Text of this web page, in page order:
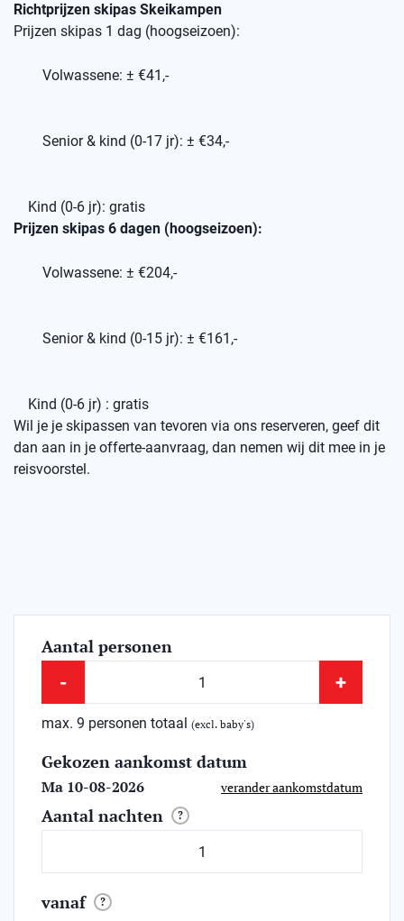
Richtprijzen skipas Skeikampen
Prijzen skipas 1 dag (hoogseizoen):
Volwassene: ± €41,-
Senior & kind (0-17 jr): ± €34,-
Kind (0-6 jr): gratis
Prijzen skipas 6 dagen (hoogseizoen):
Volwassene: ± €204,-
Senior & kind (0-15 jr): ± €161,-
Kind (0-6 jr) : gratis
Wil je je skipassen van tevoren via ons reserveren, geef dit
dan aan in je offerte-aanvraag, dan nemen wij dit mee in je
reisvoorstel.
Aantal personen
- +
max. 9 personen totaal (excl. baby's)
Gekozen aankomst datum
Ma 10-08-2026 verander aankomstdatum
Aantal nachten ?
vanaf ?